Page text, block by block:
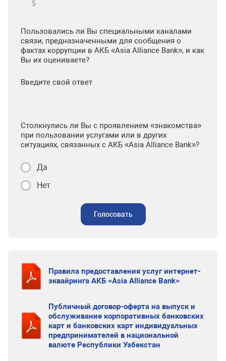
Пользовались ли Вы специальными каналами
связи, предназначенными для сообщения о
фактах коррупции в АКБ «Asia Alliance Bank», и как
Вы их оцениваете?
Введите свой ответ
Столкнулись ли Вы с проявлением «знакомства»
при пользовании услугами или в других
ситуациях, связанных с АКБ «Asia Alliance Bank»?
Да
Нет
Голосовать
Правила предоставления услуг интернет-
эквайринга АКБ «Asia Alliance Bank»
Публичный договор-оферта на выпуск и
обслуживание корпоративных банковских
карт и банковских карт индивидуальных
предпринимателей в национальной
валюте Республики Узбекстан